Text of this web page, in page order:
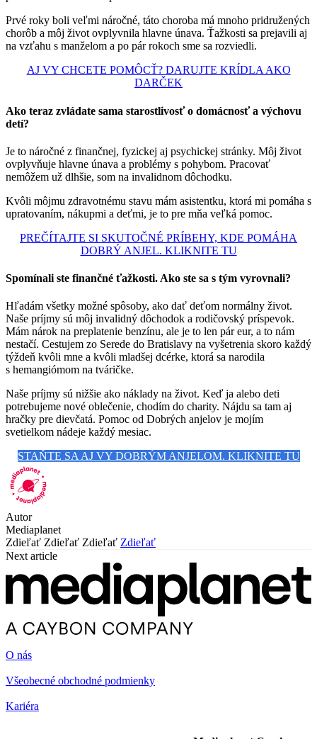
Prvé roky boli veľmi náročné, táto choroba má mnoho pridružených
chorôb a môj život ovplyvnila hlavne únava. Ťažkosti sa prejavili aj
na vzťahu s manželom a po pár rokoch sme sa rozviedli.
AJ VY CHCETE POMÔCŤ? DARUJTE KRÍDLA AKO
DARČEK
Ako teraz zvládate sama starostlivosť o domácnosť a výchovu
detí?
Je to náročné z finančnej, fyzickej aj psychickej stránky. Môj život
ovplyvňuje hlavne únava a problémy s pohybom. Pracovať
nemôžem už dlhšie, som na invalidnom dôchodku.
Kvôli môjmu zdravotnému stavu mám asistentku, ktorá mi pomáha s
upratovaním, nákupmi a deťmi, je to pre mňa veľká pomoc.
PREČÍTAJTE SI SKUTOČNÉ PRÍBEHY, KDE POMÁHA
DOBRÝ ANJEL. KLIKNITE TU
Spomínali ste finančné ťažkosti. Ako ste sa s tým vyrovnali?
Hľadám všetky možné spôsoby, ako dať deťom normálny život.
Naše príjmy sú môj invalidný dôchodok a rodičovský príspevok.
Mám nárok na preplatenie benzínu, ale je to len pár eur, a to nám
nestačí. Cestujem zo Serede do Bratislavy na vyšetrenia skoro každý
týždeň kvôli mne a kvôli mladšej dcérke, ktorá sa narodila
s hemangiómom na tváričke.
Naše príjmy sú nižšie ako náklady na život. Keď ja alebo deti
potrebujeme nové oblečenie, chodím do charity. Nájdu sa tam aj
hračky pre dievčatá. Pomoc od Dobrých anjelov je mojím
svetielkom nádeje každý mesiac.
STAŇTE SA AJ VY DOBRÝM ANJELOM. KLIKNITE TU
Autor
Mediaplanet
Zdieľať Zdieľať Zdieľať Zdieľať
Next article
O nás
Všeobecné obchodné podmienky
Kariéra